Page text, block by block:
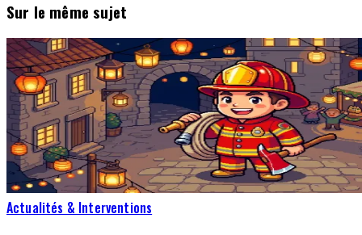
Sur le même sujet
Actualités & Interventions